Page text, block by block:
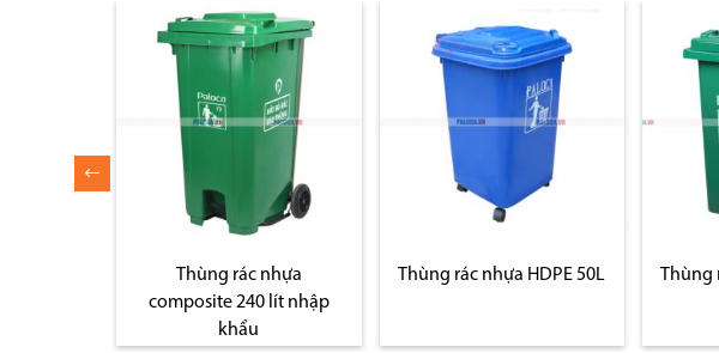
Thùng rác nhựa HDPE 50L Thùng rác nhựa HDPE 80L